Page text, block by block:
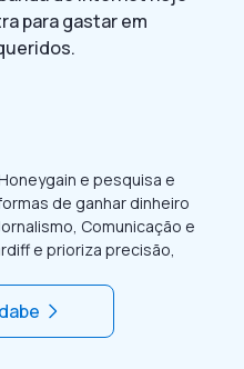
para gastar em
e pesquisa e
de ganhar dinheiro
Comunicação e
e prioriza precisão,